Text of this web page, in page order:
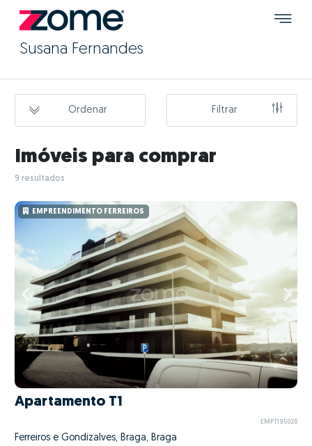
Susana Fernandes
Ordenar Filtrar
Imóveis para comprar
9 resultados
EMPREENDIMENTO FERREIROS
Apartamento T1
EMPT195020
Ferreiros e Gondizalves, Braga, Braga